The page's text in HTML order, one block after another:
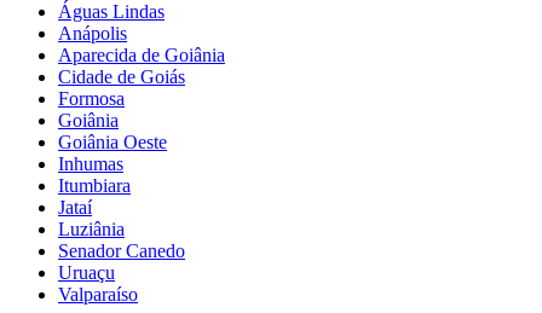
Águas Lindas
Anápolis
Aparecida de Goiânia
Cidade de Goiás
Formosa
Goiânia
Goiânia Oeste
Inhumas
Itumbiara
Jataí
Luziânia
Senador Canedo
Uruaçu
Valparaíso